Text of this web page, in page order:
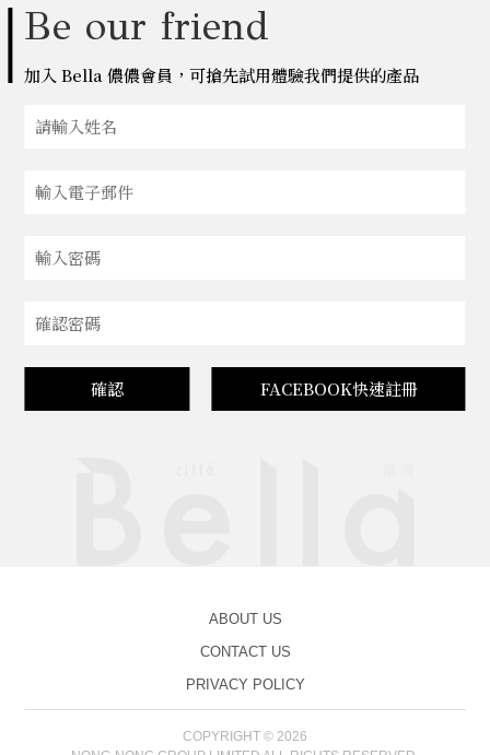
Be our friend
加入 Bella 儂儂會員，可搶先試用體驗我們提供的產品
確認 FACEBOOK快速註冊
ABOUT US
CONTACT US
PRIVACY POLICY
COPYRIGHT © 2026